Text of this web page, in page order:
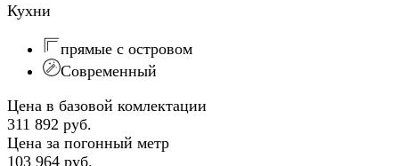
Кухни
прямые с островом
Современный
Цена в базовой комлектации
311 892 руб.
Цена за погонный метр
103 964 руб.